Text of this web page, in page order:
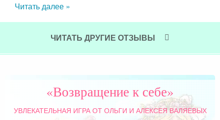
Читать далее »
ЧИТАТЬ ДРУГИЕ ОТЗЫВЫ
«Возвращение к себе»
УВЛЕКАТЕЛЬНАЯ ИГРАОТ ОЛЬГИ И АЛЕКСЕЯ ВАЛЯЕВЫХ